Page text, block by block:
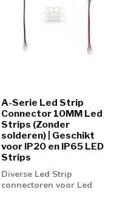
A-Serie Led Strip
Connector 10MM Led
Strips (Zonder
solderen) | Geschikt
voor IP20 en IP65 LED
Strips
Diverse Led Strip
connectoren voor Led